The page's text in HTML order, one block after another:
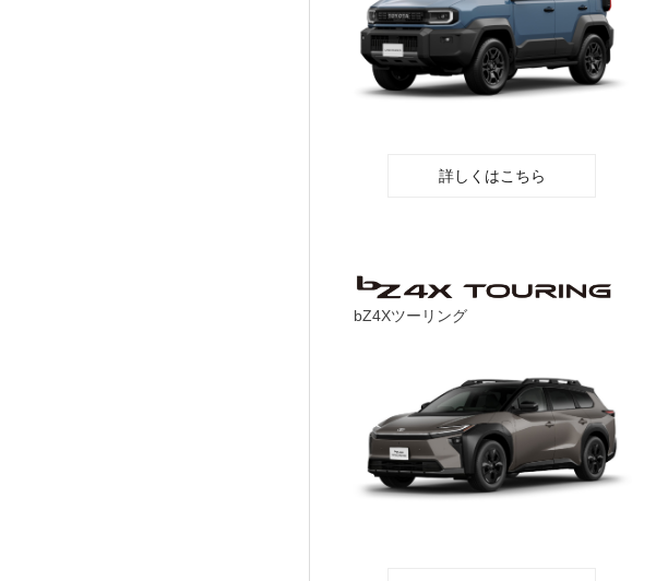
詳しくはこちら
bZ4Xツーリング